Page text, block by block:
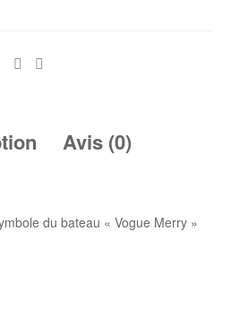
Avis (0)
du bateau « Vogue Merry »